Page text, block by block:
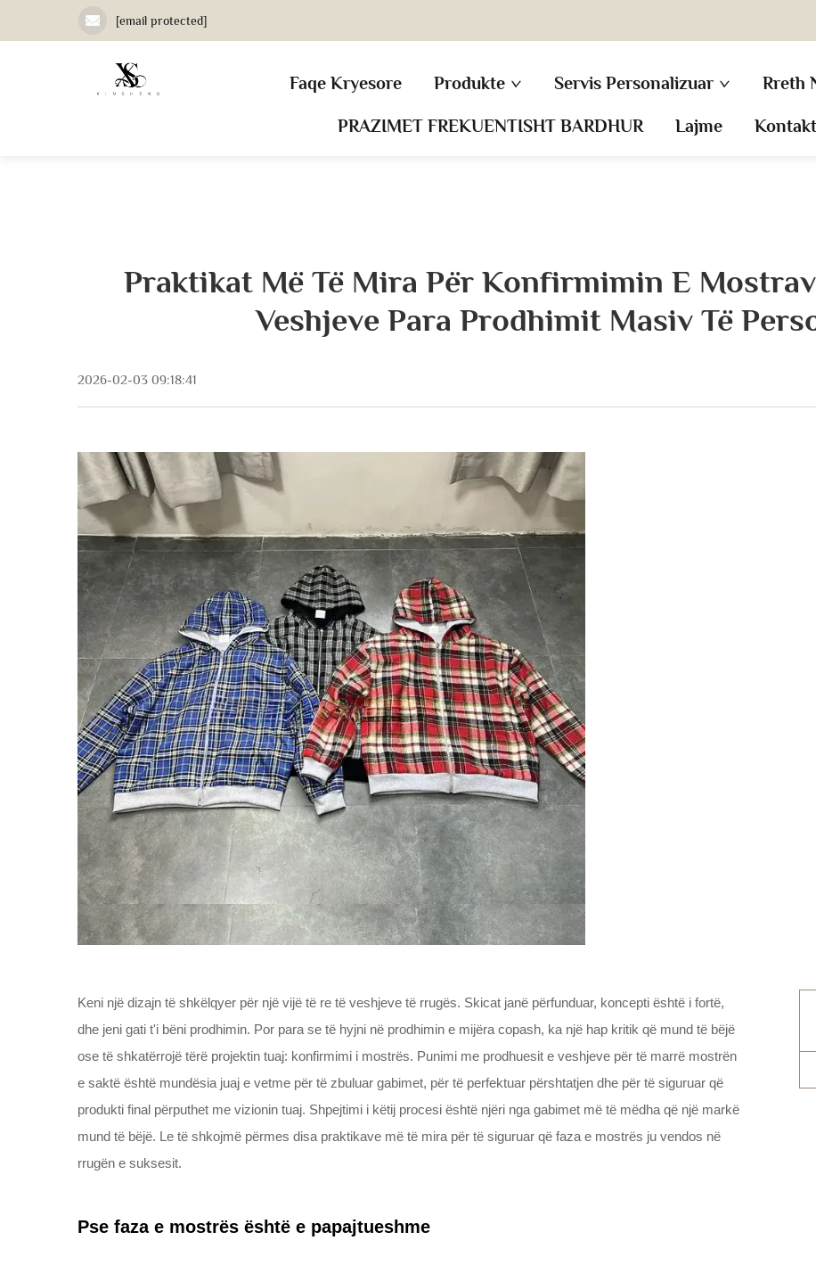
[email protected]
Faqe Kryesore Produkte Servis Personalizuar Rreth
PRAZIMET FREKUENTISHT BARDHUR Lajme Kontakt
Praktikat Më Të Mira Për Konfirmimin E
Veshjeve Para Prodhimit Masiv Të
2026-02-03 09:18:41
Keni një dizajn të shkëlqyer për një vijë të re të veshjeve të rrugës. Skicat janë përfunduar, koncepti është i fortë,
dhe jeni gati t'i bëni prodhimin. Por para se të hyjni në prodhimin e mijëra copash, ka një hap kritik që mund të bëjë
ose të shkatërrojë tërë projektin tuaj: konfirmimi i mostrës. Punimi me prodhuesit e veshjeve për të marrë mostrën
e saktë është mundësia juaj e vetme për të zbuluar gabimet, për të perfektuar përshtatjen dhe për të siguruar që
produkti final përputhet me vizionin tuaj. Shpejtimi i këtij procesi është njëri nga gabimet më të mëdha që një markë
mund të bëjë. Le të shkojmë përmes disa praktikave më të mira për të siguruar që faza e mostrës ju vendos në
rrugën e suksesit.
Pse faza e mostrës është e papajtueshme